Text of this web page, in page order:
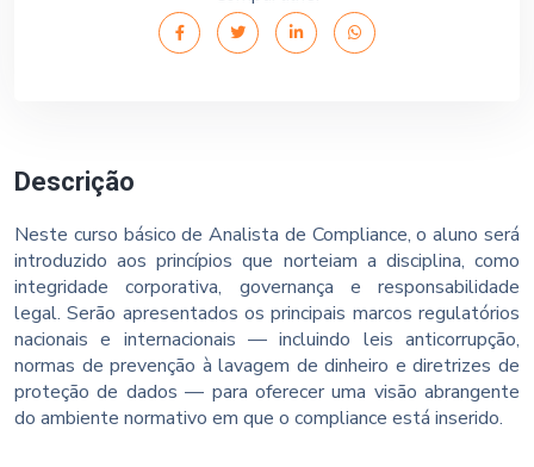
Descrição
Neste curso básico de Analista de Compliance, o aluno será
introduzido aos princípios que norteiam a disciplina, como
integridade corporativa, governança e responsabilidade
legal. Serão apresentados os principais marcos regulatórios
nacionais e internacionais — incluindo leis anticorrupção,
normas de prevenção à lavagem de dinheiro e diretrizes de
proteção de dados — para oferecer uma visão abrangente
do ambiente normativo em que o compliance está inserido.